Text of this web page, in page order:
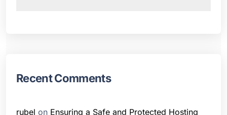
Recent Comments
rubel on Ensuring a Safe and Protected Hosting